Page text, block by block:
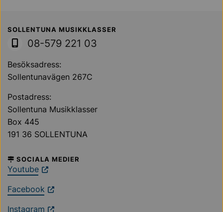
Sollentuna Kommun
SOLLENTUNA MUSIKKLASSER
08-579 221 03
Besöksadress:
Sollentunavägen 267C
Postadress:
Sollentuna Musikklasser
Box 445
191 36 SOLLENTUNA
SOCIALA MEDIER
Youtube
Facebook
Instagram